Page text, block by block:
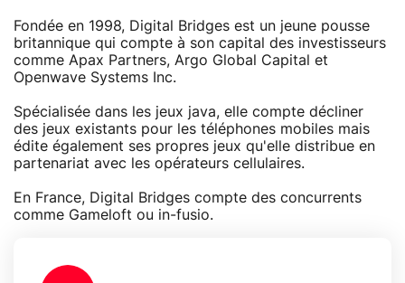
Fondée en 1998, Digital Bridges est un jeune pousse
britannique qui compte à son capital des investisseurs
comme Apax Partners, Argo Global Capital et
Openwave Systems Inc.
Spécialisée dans les jeux java, elle compte décliner
des jeux existants pour les téléphones mobiles mais
édite également ses propres jeux qu'elle distribue en
partenariat avec les opérateurs cellulaires.
En France, Digital Bridges compte des concurrents
comme Gameloft ou in-fusio.